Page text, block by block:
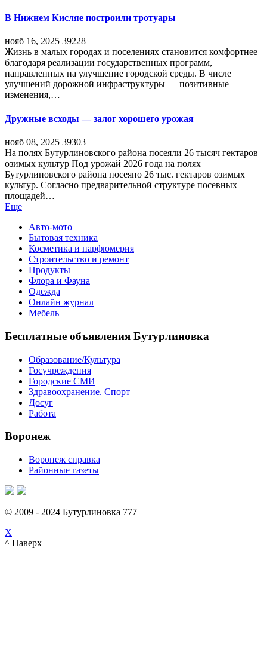
В Нижнем Кисляе построили тротуары
нояб 16, 2025 39228
Жизнь в малых городах и поселениях становится комфортнее
благодаря реализации государственных программ,
направленных на улучшение городской среды. В числе
улучшений дорожной инфраструктуры — позитивные
изменения,…
Дружные всходы — залог хорошего урожая
нояб 08, 2025 39303
На полях Бутурлиновского района посеяли 26 тысяч гектаров
озимых культур Под урожай 2026 года на полях
Бутурлиновского района посеяно 26 тыс. гектаров озимых
культур. Согласно предварительной структуре посевных
площадей…
Еще
Авто-мото
Бытовая техника
Косметика и парфюмерия
Строительство и ремонт
Продукты
Флора и Фауна
Одежда
Онлайн журнал
Мебель
Бесплатные объявления Бутурлиновка
Образование/Культура
Госучреждения
Городские СМИ
Здравоохранение. Спорт
Досуг
Работа
Воронеж
Воронеж справка
Районные газеты
© 2009 - 2024 Бутурлиновка 777
X
^ Наверх